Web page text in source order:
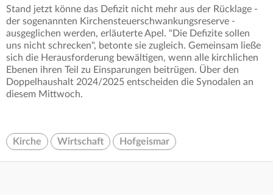
Stand jetzt könne das Defizit nicht mehr aus der Rücklage -
der sogenannten Kirchensteuerschwankungsreserve -
ausgeglichen werden, erläuterte Apel. "Die Defizite sollen
uns nicht schrecken", betonte sie zugleich. Gemeinsam ließe
sich die Herausforderung bewältigen, wenn alle kirchlichen
Ebenen ihren Teil zu Einsparungen beitrügen. Über den
Doppelhaushalt 2024/2025 entscheiden die Synodalen an
diesem Mittwoch.
Kirche Wirtschaft Hofgeismar